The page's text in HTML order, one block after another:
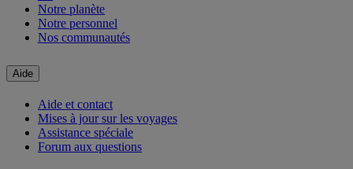
Notre planète
Notre personnel
Nos communautés
Aide
Aide et contact
Mises à jour sur les voyages
Assistance spéciale
Forum aux questions